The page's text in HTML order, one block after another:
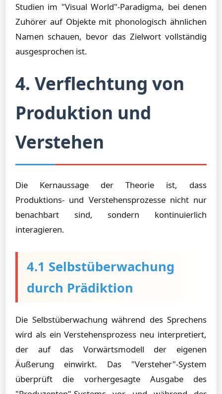
Studien im "Visual World"-Paradigma, bei denen
Zuhörer auf Objekte mit phonologisch ähnlichen
Namen schauen, bevor das Zielwort vollständig
ausgesprochen ist.
4. Verflechtung von
Produktion und
Verstehen
Die Kernaussage der Theorie ist, dass
Produktions- und Verstehensprozesse nicht nur
benachbart sind, sondern kontinuierlich
interagieren.
4.1 Selbstüberwachung
durch Prädiktion
Die Selbstüberwachung während des Sprechens
wird als ein Verstehensprozess neu interpretiert,
der auf das Vorwärtsmodell der eigenen
Äußerung einwirkt. Das "Versteher"-System
überprüft die vorhergesagte Ausgabe des